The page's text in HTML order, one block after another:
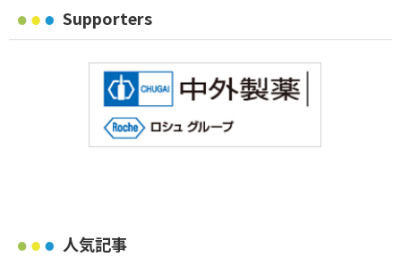
Supporters
人気記事